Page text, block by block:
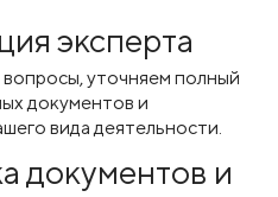
эксперта
уточняем полный
документов и
вида деятельности.
документов и